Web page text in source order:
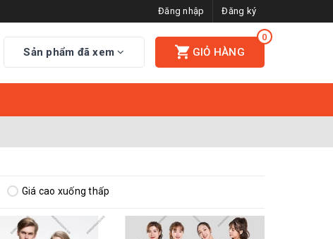
Đăng nhập Đăng ký
Sản phẩm đã xem
0
GIỎ HÀNG
Giá cao xuống thấp